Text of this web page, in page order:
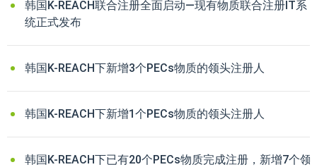
韩国K-REACH联合注册全面启动—现有物质联合注册IT系
统正式发布
韩国K-REACH下新增3个PECs物质的领头注册人
韩国K-REACH下新增1个PECs物质的领头注册人
韩国K-REACH下已有20个PECs物质完成注册，新增7个领